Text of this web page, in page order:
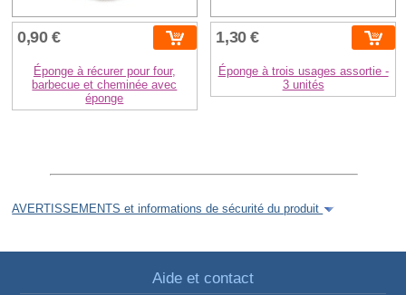
0,90 €
Éponge à récurer pour four,
barbecue et cheminée avec
éponge
1,30 €
Éponge à trois usages assortie -
3 unités
AVERTISSEMENTS et informations de sécurité du produit
Aide et contact